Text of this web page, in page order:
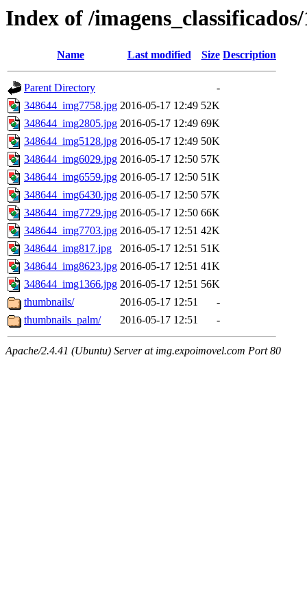
Index of /
Name Last modified Size Description
Parent Directory
-
348644_img7758.jpg 2016-05-17 12:49 52K
348644_img2805.jpg 2016-05-17 12:49 69K
348644_img5128.jpg 2016-05-17 12:49 50K
348644_img6029.jpg 2016-05-17 12:50 57K
348644_img6559.jpg 2016-05-17 12:50 51K
348644_img6430.jpg 2016-05-17 12:50 57K
348644_img7729.jpg 2016-05-17 12:50 66K
348644_img7703.jpg 2016-05-17 12:51 42K
348644_img817.jpg
2016-05-17 12:51 51K
348644_img8623.jpg 2016-05-17 12:51 41K
348644_img1366.jpg 2016-05-17 12:51 56K
thumbnails/
2016-05-17 12:51
-
thumbnails_palm/
2016-05-17 12:51 -
Apache/2.4.41 (Ubuntu) Server at img.expoimovel.com Port 80